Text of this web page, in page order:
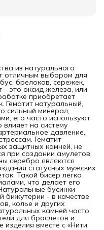
из натурального
отличным выбором для
брелоков, сережек,
- это оксид железа, или
приобретает
Гематит натуральный,
сильный минерал,
его часто используют
на систему
давление,
Гематит
защитных камней, не
при создании амулетов,
серебро являются
статусных мужских
Такой бисер легко
что делает его
бусинки
бижутерии - в качестве
колье и других
камней часто
для браслетов и
вместе с «Нити